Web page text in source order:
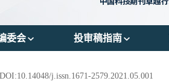
委会 投审稿指南
j.issn.1671-2579.2021.05.001